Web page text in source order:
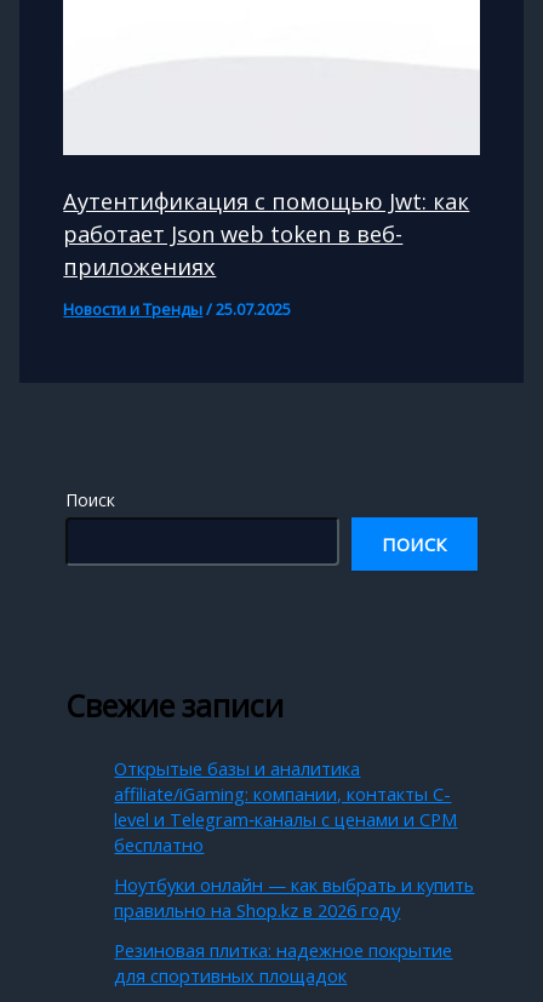
Аутентификация с помощью Jwt: как
работает Json web token в веб-
приложениях
Новости и Тренды/25.07.2025
Поиск
ПОИСК
Свежие записи
Открытые базы и аналитика
affiliate/iGaming: компании, контакты C-
level и Telegram‑каналы с ценами и CPM
бесплатно
Ноутбуки онлайн — как выбрать и купить
правильно на Shop.kz в 2026 году
Резиновая плитка: надежное покрытие
для спортивных площадок